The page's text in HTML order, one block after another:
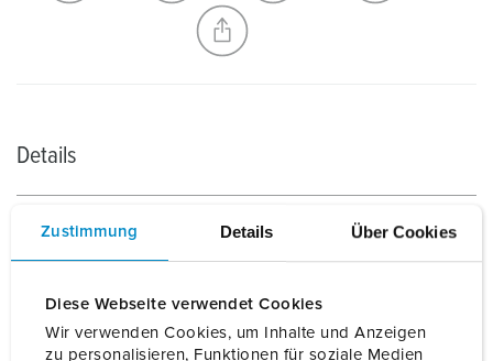
Zustimmung Details Über Cookies
Diese Webseite verwendet Cookies
Wir verwenden Cookies, um Inhalte und Anzeigen
zu personalisieren, Funktionen für soziale Medien
NEUE LISTE ERSTELLEN
Details
Allgemeine Daten
Mechanische Daten